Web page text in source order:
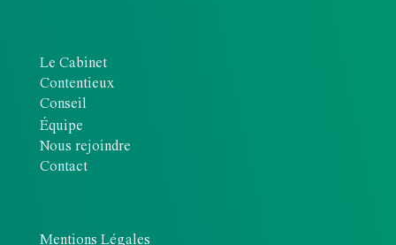
Le Cabinet
Contentieux
Conseil
Équipe
Nous rejoindre
Contact
Mentions Légales